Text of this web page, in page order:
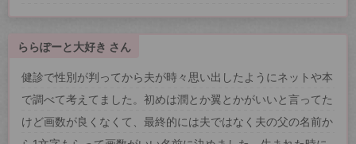
ららぽーと大好き さん
健診で性別が判ってから夫が時々思い出したようにネットや本
で調べて考えてました。初めは潤とか翼とかがいいと言ってた
けど画数が良くなくて、最終的には夫ではなく夫の父の名前か